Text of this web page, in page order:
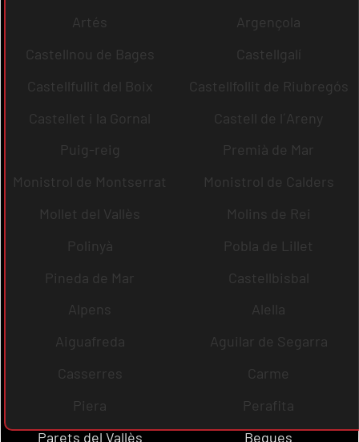
Artés
Argençola
Castellnou de Bages
Castellgalí
Castellfullit del Boix
Castellfollit de Riubregós
Castellet i la Gornal
Castell de l´Areny
Puig-reig
Premià de Mar
Monistrol de Montserrat
Monistrol de Calders
Mollet del Vallès
Molins de Rei
Polinyà
Pobla de Lillet
Pineda de Mar
Castellbisbal
Alpens
Alella
Aiguafreda
Aguilar de Segarra
Casserres
Carme
Piera
Perafita
Parets del Vallès
Begues